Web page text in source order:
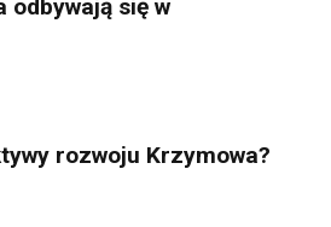
odbywają się w
rozwoju Krzymowa?